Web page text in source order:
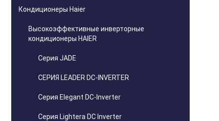
Кондиционеры Haier
Высокоэффективные инверторные
кондиционеры HAIER
Серия JADE
СЕРИЯ LEADER DC-INVERTER
Серия Elegant DC-Inverter
Серия Lightera DC Inverter